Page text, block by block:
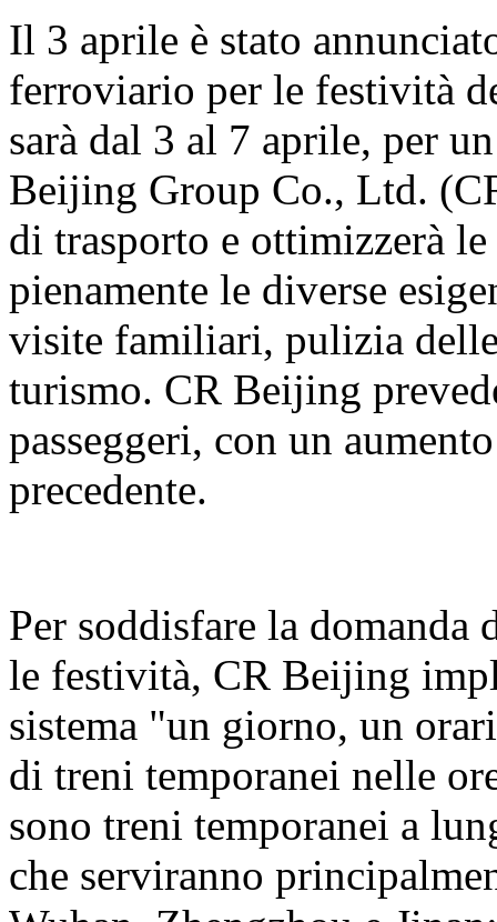
Il 3 aprile è stato
ferroviario per le festività
sarà dal 3 al 7 aprile, per
Beijing Group Co., Ltd.
di trasporto e ottimizzerà
pienamente le diverse
visite familiari, pulizia
turismo. CR Beijing
passeggeri, con un
precedente.
Per soddisfare la domanda
le festività, CR Beijing
sistema "un giorno, un
di treni temporanei nelle
sono treni temporanei a
che serviranno